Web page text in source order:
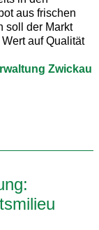
aus frischen
soll der Markt
auf Qualität
Zwickau